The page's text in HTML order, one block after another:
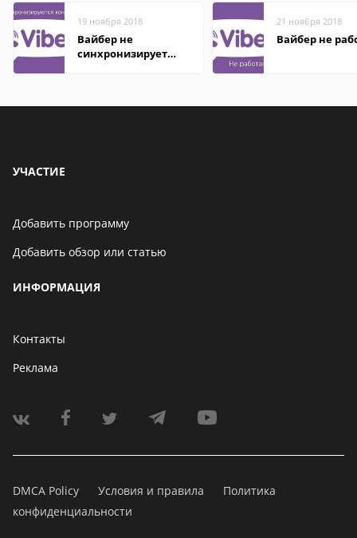
19 ноября 2018
Вайбер не
синхронизирует
21 ноября 2018
Вайбер не
УЧАСТИЕ
Добавить программу
Добавить обзор или статью
ИНФОРМАЦИЯ
Контакты
Реклама
DMCA Policy Условия и правила
Политика
конфиденциальности